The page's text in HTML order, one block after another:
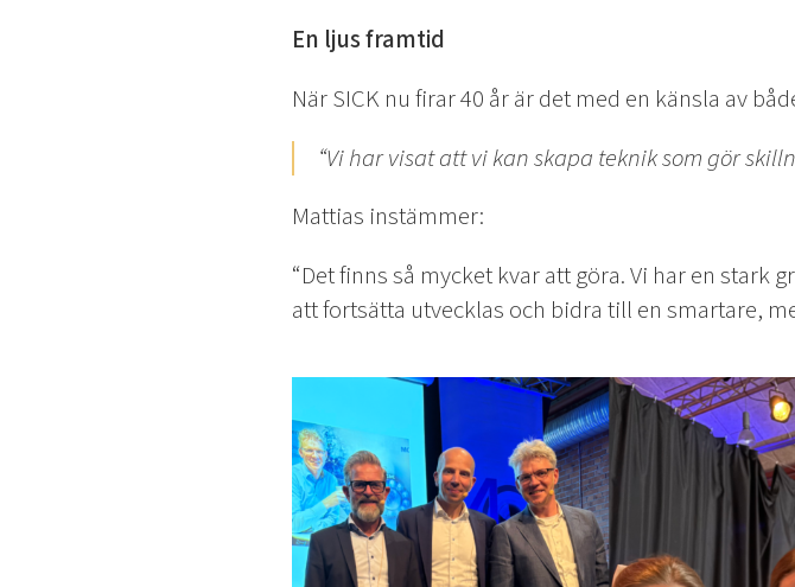
En ljus framtid
När SICK nu firar 40 år är det med en känsla av
“Vi har visat att vi kan skapa teknik som gör
Mattias instämmer:
“Det finns så mycket kvar att göra. Vi har en
att fortsätta utvecklas och bidra till en smartare,